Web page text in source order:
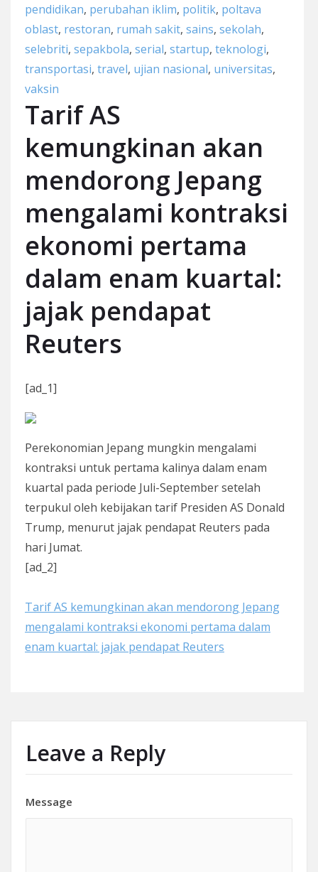
pendidikan, perubahan iklim, politik, poltava
oblast, restoran, rumah sakit, sains, sekolah,
selebriti, sepakbola, serial, startup, teknologi,
transportasi, travel, ujian nasional, universitas,
vaksin
Tarif AS
kemungkinan akan
mendorong Jepang
mengalami kontraksi
ekonomi pertama
dalam enam kuartal:
jajak pendapat
Reuters
[ad_1]
Perekonomian Jepang mungkin mengalami
kontraksi untuk pertama kalinya dalam enam
kuartal pada periode Juli-September setelah
terpukul oleh kebijakan tarif Presiden AS Donald
Trump, menurut jajak pendapat Reuters pada
hari Jumat.
[ad_2]
Tarif AS kemungkinan akan mendorong Jepang
mengalami kontraksi ekonomi pertama dalam
enam kuartal: jajak pendapat Reuters
Leave a Reply
Message